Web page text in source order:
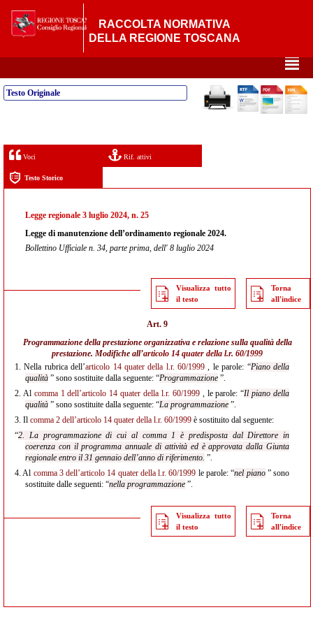
RACCOLTA NORMATIVA
DELLA REGIONE TOSCANA
²
Testo Originale
Voci Rif. attivi
Testo Storico
Legge regionale 3 luglio 2024, n. 25
Legge di manutenzione dell’ordinamento regionale 2024.
Bollettino Ufficiale n. 34, parte prima, dell' 8 luglio 2024
Visualizza tutto
il testo
Torna
all'indice
Art. 9
Programmazione della prestazione organizzativa e relazione sulla qualità della
prestazione. Modifiche all’articolo 14 quater della l.r. 60/1999
1. Nella rubrica dell’articolo 14 quater della l.r. 60/1999 , le parole: “Piano della
qualità ” sono sostituite dalla seguente: “Programmazione ”.
2. Al comma 1 dell’articolo 14 quater della l.r. 60/1999, le parole: “Il piano della
qualità ” sono sostituite dalla seguente: “La programmazione ”.
3. Il comma 2 dell’articolo 14 quater della l.r. 60/1999 è sostituito dal seguente:
“2. La programmazione di cui al comma 1 è predisposta dal Direttore in
coerenza con il programma annuale di attività ed è approvata dalla Giunta
regionale entro il 31 gennaio dell’anno di riferimento. ”.
4. Al comma 3 dell’articolo 14 quater della l.r. 60/1999 le parole: “nel piano” sono
sostituite dalle seguenti: “nella programmazione ”.
Visualizza tutto
il testo
Torna
all'indice